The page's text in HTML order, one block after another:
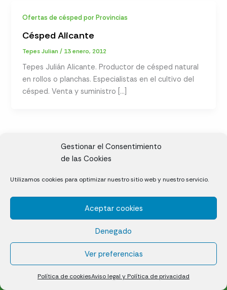
Gestionar el Consentimiento
de las Cookies
Utilizamos cookies para optimizar nuestro sitio web y nuestro servicio.
Aceptar cookies
Denegado
Ver preferencias
Política de cookiesAviso legal y Política de privacidad
Ofertas de césped por Provincias
Césped Alicante
Tepes Julian/ 13 enero, 2012
Tepes Julián Alicante. Productor de césped natural
en rollos o planchas. Especialistas en el cultivo del
césped. Venta y suministro […]
Cáceres
Césped natural en tepes
Política de cookies (UE)
Aviso legal y Política de privacidad
¿Quiénes somos?
Contacto